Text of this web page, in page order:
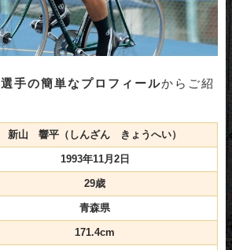
選手の簡単なプロフィールからご紹
新山 響平（しんざん きょうへい）
1993年11月2日
29歳
青森県
171.4cm